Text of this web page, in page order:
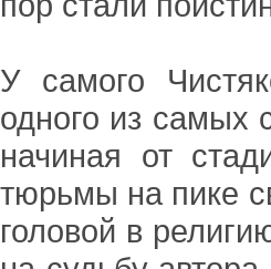
У самого
одного из самых
начиная от
тюрьмы на пике
головой в